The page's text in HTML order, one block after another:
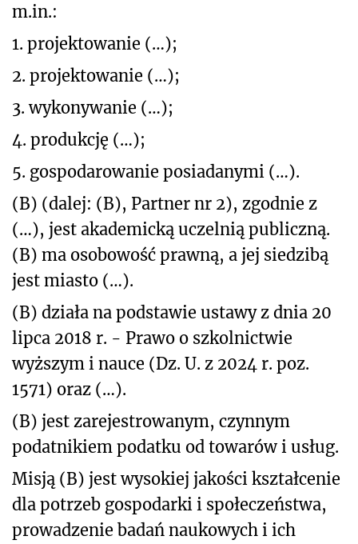
m.in.:
1. projektowanie (…);
2. projektowanie (…);
3. wykonywanie (…);
4. produkcję (…);
5. gospodarowanie posiadanymi (…).
(B) (dalej: (B), Partner nr 2), zgodnie z
(…), jest akademicką uczelnią publiczną.
(B) ma osobowość prawną, a jej siedzibą
jest miasto (…).
(B) działa na podstawie ustawy z dnia 20
lipca 2018 r. - Prawo o szkolnictwie
wyższym i nauce (Dz. U. z 2024 r. poz.
1571) oraz (…).
(B) jest zarejestrowanym, czynnym
podatnikiem podatku od towarów i usług.
Misją (B) jest wysokiej jakości kształcenie
dla potrzeb gospodarki i społeczeństwa,
prowadzenie badań naukowych i ich